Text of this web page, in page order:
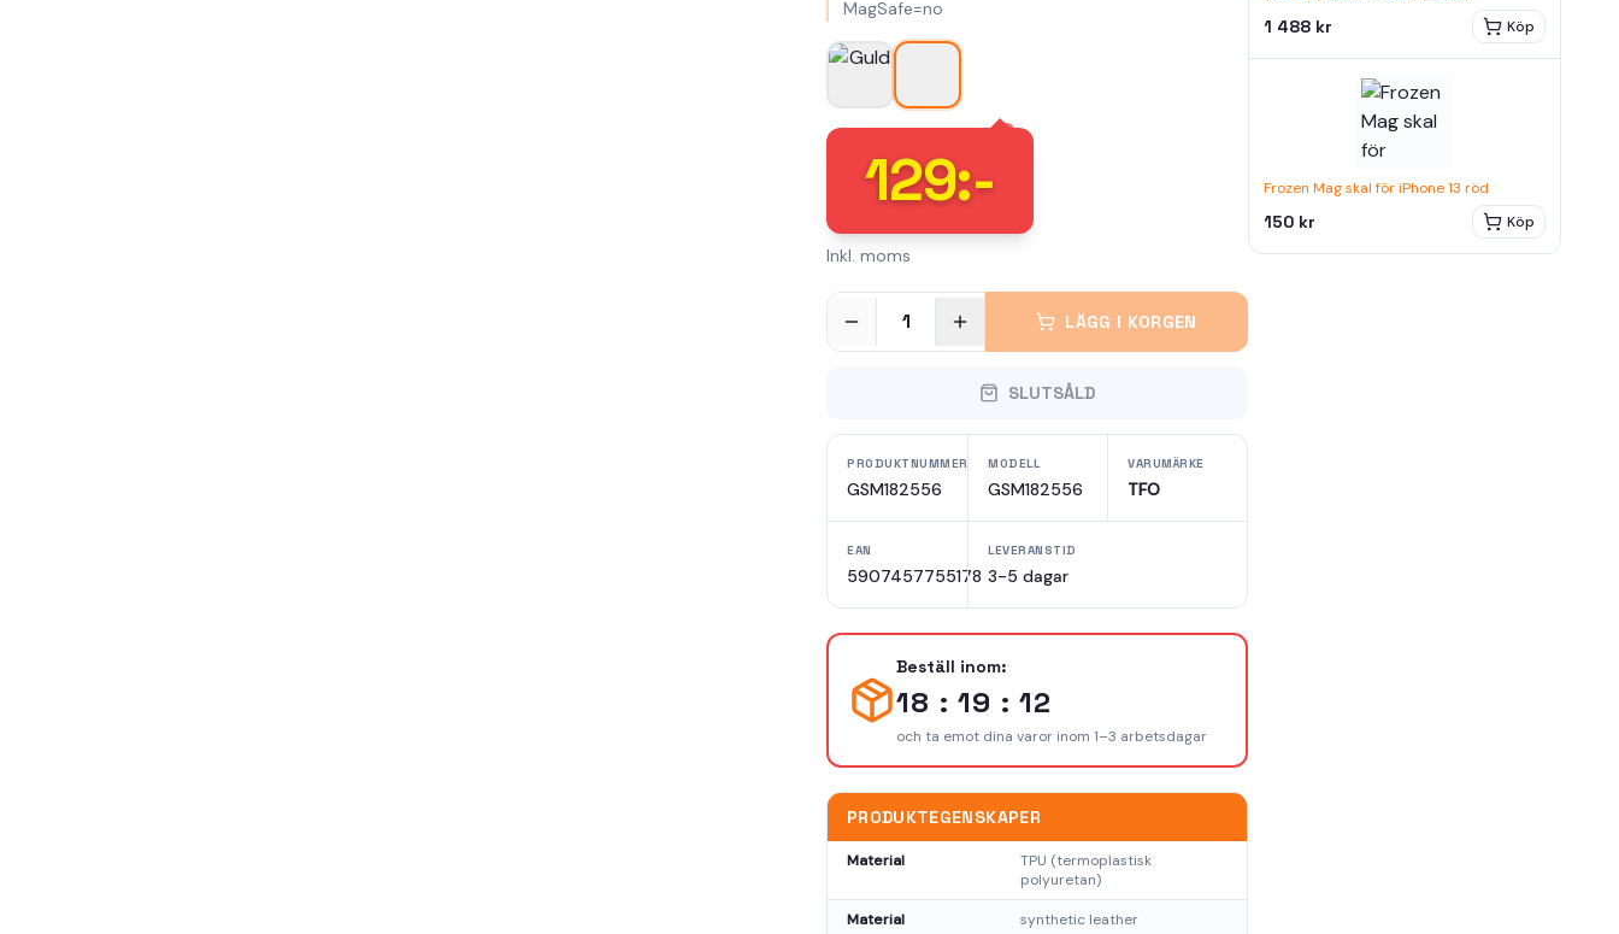
MagSafe=no
129:-
Inkl. moms
1 LÄGG I KORGEN
SLUTSÅLD
PRODUKTNUMMER
GSM182556
MODELL
GSM182556
VARUMÄRKE
TFO
EAN
5907457755178
LEVERANSTID
3-5 dagar
Beställ inom:
18 : 19 : 12
och ta emot dina varor inom 1–3 arbetsdagar
PRODUKTEGENSKAPER
Material
TPU (termoplastisk
polyuretan)
Material synthetic leather
1 488 kr Köp
Frozen Mag skal för iPhone 13 röd
150 kr Köp